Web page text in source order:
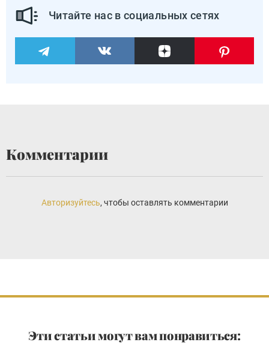
Читайте нас в социальных сетях
Комментарии
Авторизуйтесь, чтобы оставлять комментарии
Эти статьи могут вам понравиться: